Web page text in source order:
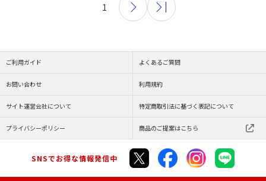
1
ご利用ガイド よくあるご質問
お問い合わせ 利用規約
サイト運営会社について 特定商取引法に基づく表記について
プライバシーポリシー 商品のご提案はこちら
SNSでお得な情報発信中